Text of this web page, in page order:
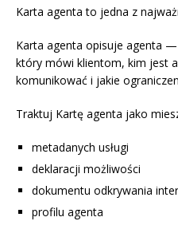
Karta agenta to jedna z
Karta agenta opisuje agenta
który mówi klientom, kim jest
komunikować i jakie
Traktuj Kartę agenta jako
metadanych usługi
deklaracji możliwości
dokumentu odkrywania
profilu agenta